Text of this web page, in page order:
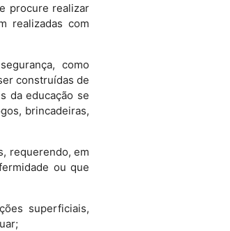
procure realizar
realizadas com
como
construídas de
da educação se
brincadeiras,
requerendo, em
ou que
superficiais,